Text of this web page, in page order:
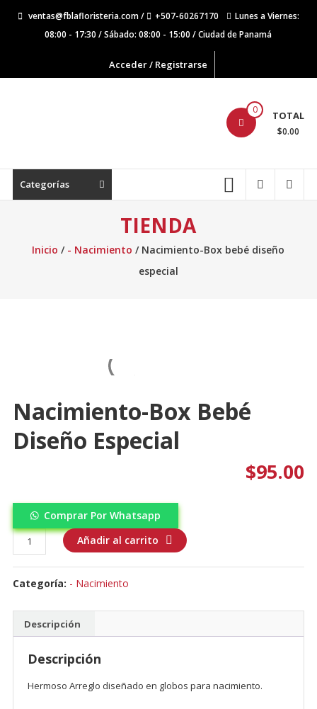
contenido
ventas@fblafloristeria.com / +507-60267170
Lunes a Viernes:
08:00 - 17:30 / Sábado: 08:00 - 15:00 / Ciudad de Panamá
Acceder / Registrarse
0 TOTAL
$0.00
Categorías
TIENDA
Inicio / - Nacimiento / Nacimiento-Box bebé diseño
especial
Nacimiento-Box Bebé
Diseño Especial
$95.00
Comprar Por Whatsapp
Nacimiento-
Box
bebé
diseño
Añadir al carrito
Categoría: - Nacimiento
Descripción
Descripción
Hermoso Arreglo diseñado en globos para nacimiento.